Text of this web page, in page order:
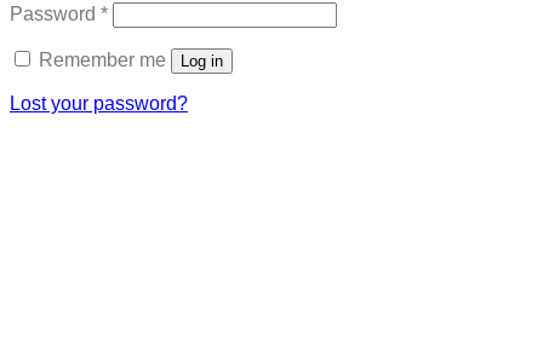
Password *Required
Remember me Log in
Lost your password?